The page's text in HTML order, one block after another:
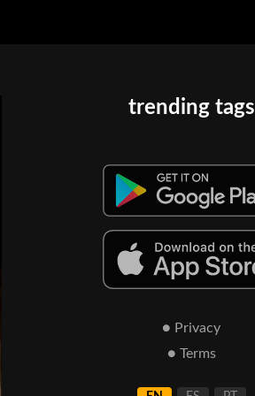
trending tags
● Privacy
● Terms